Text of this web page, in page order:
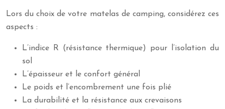
Lors du choix de votre matelas de camping, considérez ces
aspects :
L’indice R (résistance thermique) pour l’isolation du
sol
L’épaisseur et le confort général
Le poids et l’encombrement une fois plié
La durabilité et la résistance aux crevaisons